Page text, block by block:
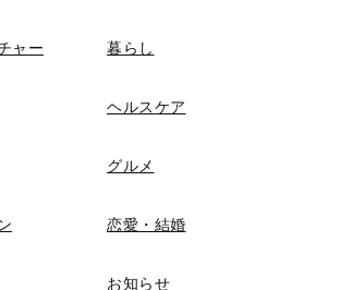
ャー 暮らし
ヘルスケア
グルメ
恋愛・結婚
お知らせ